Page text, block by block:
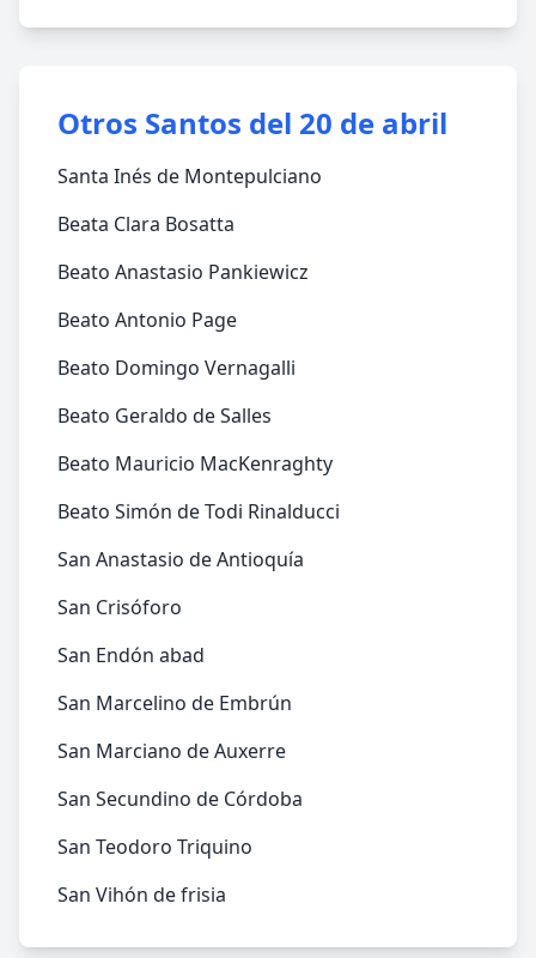
Otros Santos del 20 de abril
Santa Inés de Montepulciano
Beata Clara Bosatta
Beato Anastasio Pankiewicz
Beato Antonio Page
Beato Domingo Vernagalli
Beato Geraldo de Salles
Beato Mauricio MacKenraghty
Beato Simón de Todi Rinalducci
San Anastasio de Antioquía
San Crisóforo
San Endón abad
San Marcelino de Embrún
San Marciano de Auxerre
San Secundino de Córdoba
San Teodoro Triquino
San Vihón de frisia